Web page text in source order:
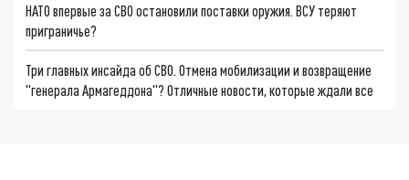
НАТО впервые за СВО остановили поставки оружия. ВСУ теряют
приграничье?
Три главных инсайда об СВО. Отмена мобилизации и возвращение
"генерала Армагеддона"? Отличные новости, которые ждали все